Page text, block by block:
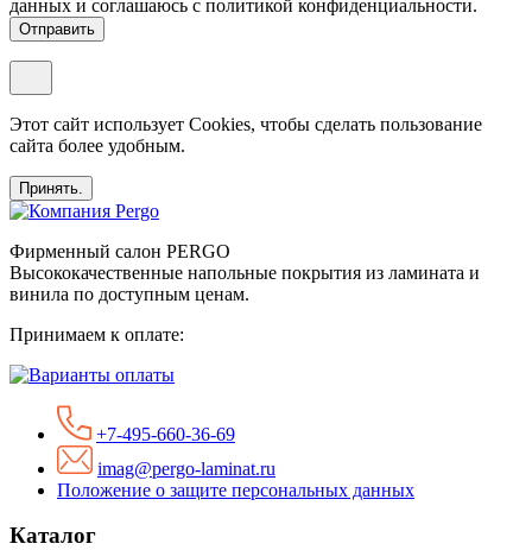
данных и соглашаюсь c политикой конфиденциальности.
Отправить
Этот сайт использует Cookies, чтобы сделать пользование
сайта более удобным.
Принять.
Фирменный салон PERGO
Высококачественные напольные покрытия из ламината и
винила по доступным ценам.
Принимаем к оплате:
+7-495-660-36-69
imag@pergo-laminat.ru
Положение о защите персональных данных
Каталог